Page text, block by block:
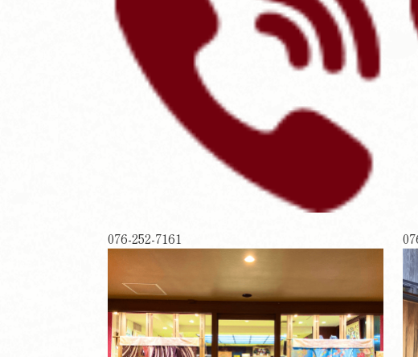
076-252-7161